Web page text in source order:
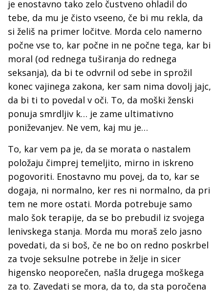
je enostavno tako zelo čustveno ohladil do
tebe, da mu je čisto vseeno, če bi mu rekla, da
si želiš na primer ločitve. Morda celo namerno
počne vse to, kar počne in ne počne tega, kar bi
moral (od rednega tuširanja do rednega
seksanja), da bi te odvrnil od sebe in sprožil
konec vajinega zakona, ker sam nima dovolj jajc,
da bi ti to povedal v oči. To, da moški ženski
ponuja smrdljiv k… je zame ultimativno
poniževanjev. Ne vem, kaj mu je…
To, kar vem pa je, da se morata o nastalem
položaju čimprej temeljito, mirno in iskreno
pogovoriti. Enostavno mu povej, da to, kar se
dogaja, ni normalno, ker res ni normalno, da pri
tem ne more ostati. Morda potrebuje samo
malo šok terapije, da se bo prebudil iz svojega
lenivskega stanja. Morda mu moraš zelo jasno
povedati, da si boš, če ne bo on redno poskrbel
za tvoje seksulne potrebe in želje in sicer
higensko neoporečen, našla drugega moškega
za to. Zavedati se mora, da to, da sta poročena